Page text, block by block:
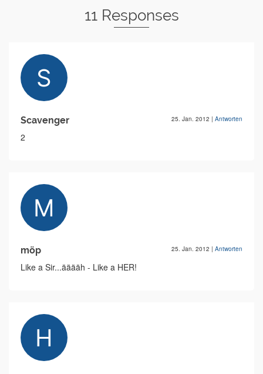
11 Responses
Scavenger 25. Jan. 2012 | Antworten
2
möp 25. Jan. 2012 | Antworten
Like a Sir...ääääh - Like a HER!